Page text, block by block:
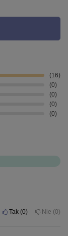
16
0
0
0
0
Tak 0 Nie 0